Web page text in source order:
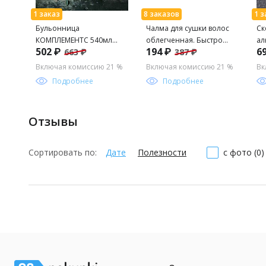
Бульонница
КОМПЛЕМЕНТС 540мл
32305 /ЛЮМИНАРК/
502 ₽ 663 ₽
Включая комиссию 21 %
Подробнее
Чалма для сушки волос
облегченная. Быстро
впитывает влагу
194 ₽ 387 ₽
Включая комиссию 21 %
Подробнее
Отзывы
Сортировать по: Дате Полезности с фото (0)